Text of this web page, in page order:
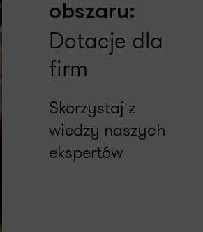
obszaru:
Dotacje dla
firm
Skorzystaj z
wiedzy naszych
ekspertów